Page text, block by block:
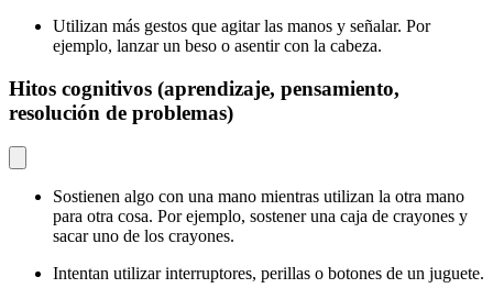
Utilizan más gestos que agitar las manos y señalar. Por
ejemplo, lanzar un beso o asentir con la cabeza.
Hitos cognitivos (aprendizaje, pensamiento,
resolución de problemas)
Sostienen algo con una mano mientras utilizan la otra mano
para otra cosa. Por ejemplo, sostener una caja de crayones y
sacar uno de los crayones.
Intentan utilizar interruptores, perillas o botones de un juguete.